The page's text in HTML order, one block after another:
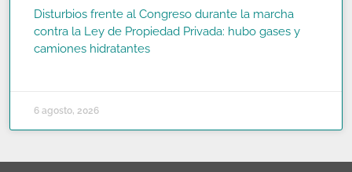
Disturbios frente al Congreso durante la marcha
contra la Ley de Propiedad Privada: hubo gases y
camiones hidratantes
6 agosto, 2026